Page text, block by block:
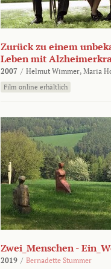
Zurück zu einem
Leben mit
2007 / Helmut Wimmer, Maria
Film online erhältlich
Zwei_Menschen -
2019 / Bernadette Stummer